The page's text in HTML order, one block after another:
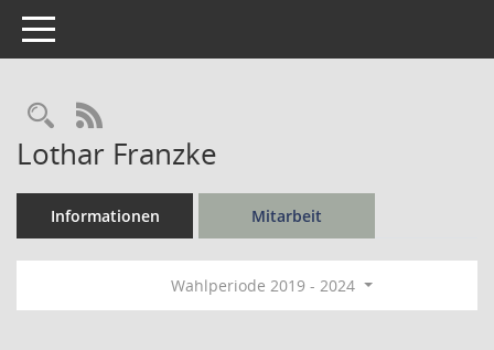
Toggle navigation
Rechercheauswahl
RSS-Feed
Lothar Franzke
Informationen Mitarbeit
Wahlperiode 2019 - 2024